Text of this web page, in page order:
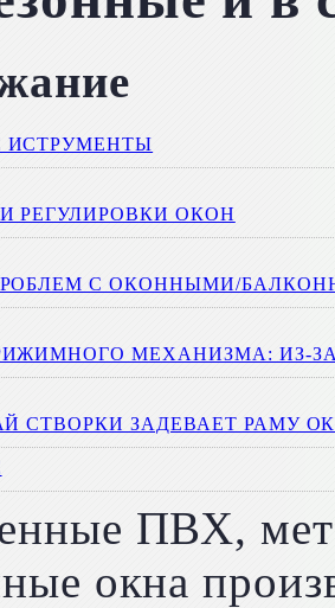
ИСТРУМЕНТЫ
РЕГУЛИРОВКИ ОКОН
С ОКОННЫМИ/
МЕХАНИЗМА: ИЗ-
СТВОРКИ ЗАДЕВАЕТ РАМУ
ПВХ,
окна